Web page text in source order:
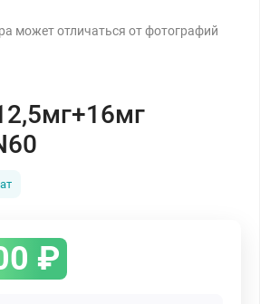
может отличаться от фотографий
₽